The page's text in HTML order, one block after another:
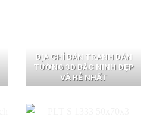
ĐỊA CHỈ BÁN TRANH DÁN
TƯỜNG 3D BẮC NINH ĐẸP
VÀ RẺ NHẤT